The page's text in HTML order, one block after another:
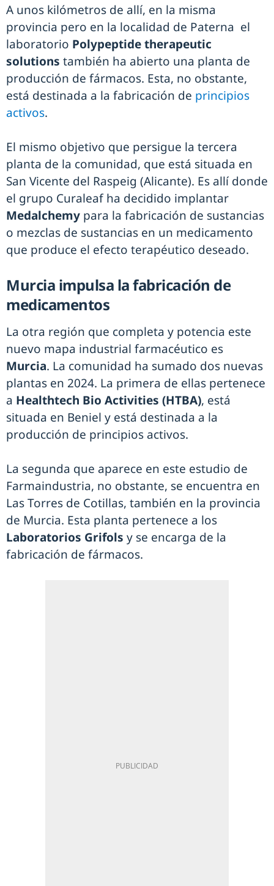
A unos kilómetros de allí, en la misma
provincia pero en la localidad de Paterna el
laboratorio Polypeptide therapeutic
solutions también ha abierto una planta de
producción de fármacos. Esta, no obstante,
está destinada a la fabricación de principios
activos.
El mismo objetivo que persigue la tercera
planta de la comunidad, que está situada en
San Vicente del Raspeig (Alicante). Es allí donde
el grupo Curaleaf ha decidido implantar
Medalchemy para la fabricación de sustancias
o mezclas de sustancias en un medicamento
que produce el efecto terapéutico deseado.
Murcia impulsa la fabricación de
medicamentos
La otra región que completa y potencia este
nuevo mapa industrial farmacéutico es
Murcia. La comunidad ha sumado dos nuevas
plantas en 2024. La primera de ellas pertenece
a Healthtech Bio Activities (HTBA), está
situada en Beniel y está destinada a la
producción de principios activos.
La segunda que aparece en este estudio de
Farmaindustria, no obstante, se encuentra en
Las Torres de Cotillas, también en la provincia
de Murcia. Esta planta pertenece a los
Laboratorios Grifols y se encarga de la
fabricación de fármacos.